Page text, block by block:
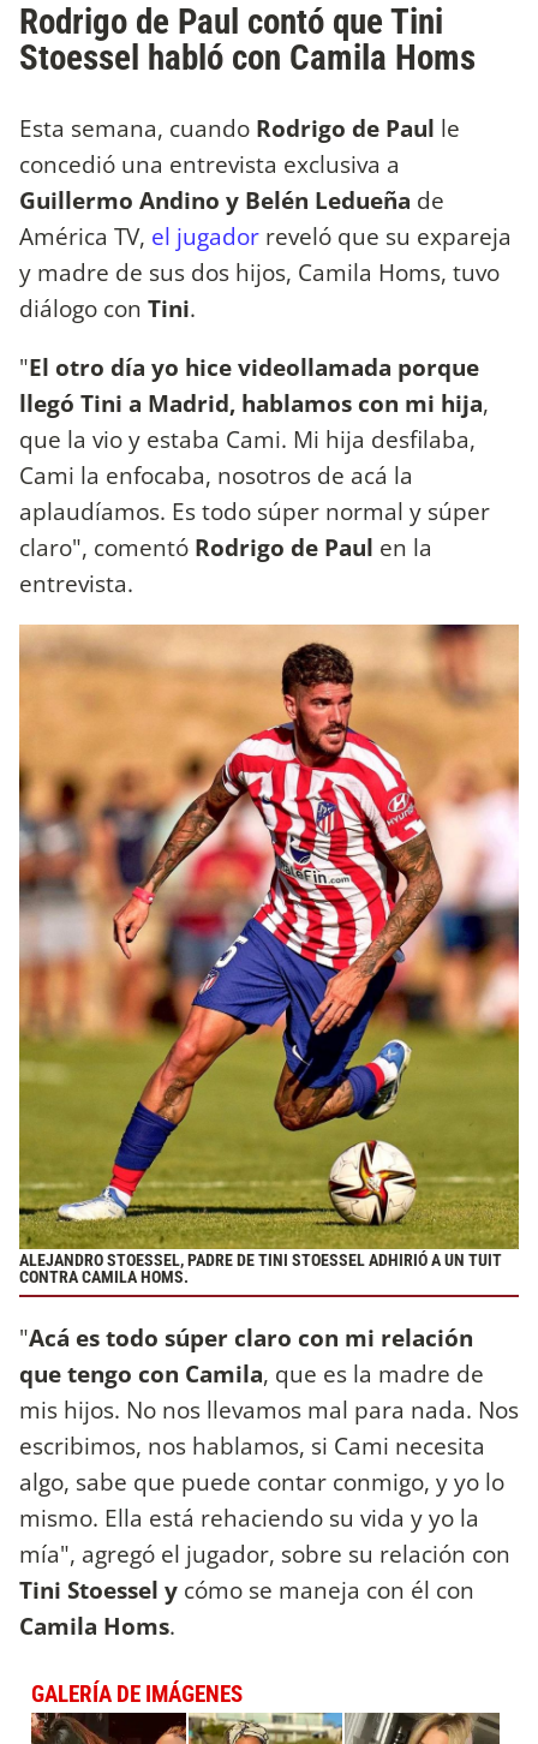
Rodrigo de Paul contó que Tini
Stoessel habló con Camila Homs
Esta semana, cuando Rodrigo de Paul le
concedió una entrevista exclusiva a
Guillermo Andino y Belén Ledueña de
América TV, el jugador reveló que su expareja
y madre de sus dos hijos, Camila Homs, tuvo
diálogo con Tini.
"El otro día yo hice videollamada porque
llegó Tini a Madrid, hablamos con mi hija,
que la vio y estaba Cami. Mi hija desfilaba,
Cami la enfocaba, nosotros de acá la
aplaudíamos. Es todo súper normal y súper
claro", comentó Rodrigo de Paul en la
entrevista.
ALEJANDRO STOESSEL, PADRE DE TINI STOESSEL ADHIRIÓ A UN TUIT
CONTRA CAMILA HOMS.
"Acá es todo súper claro con mi relación
que tengo con Camila, que es la madre de
mis hijos. No nos llevamos mal para nada. Nos
escribimos, nos hablamos, si Cami necesita
algo, sabe que puede contar conmigo, y yo lo
mismo. Ella está rehaciendo su vida y yo la
mía", agregó el jugador, sobre su relación con
Tini Stoessel y cómo se maneja con él con
Camila Homs.
GALERÍA DE IMÁGENES